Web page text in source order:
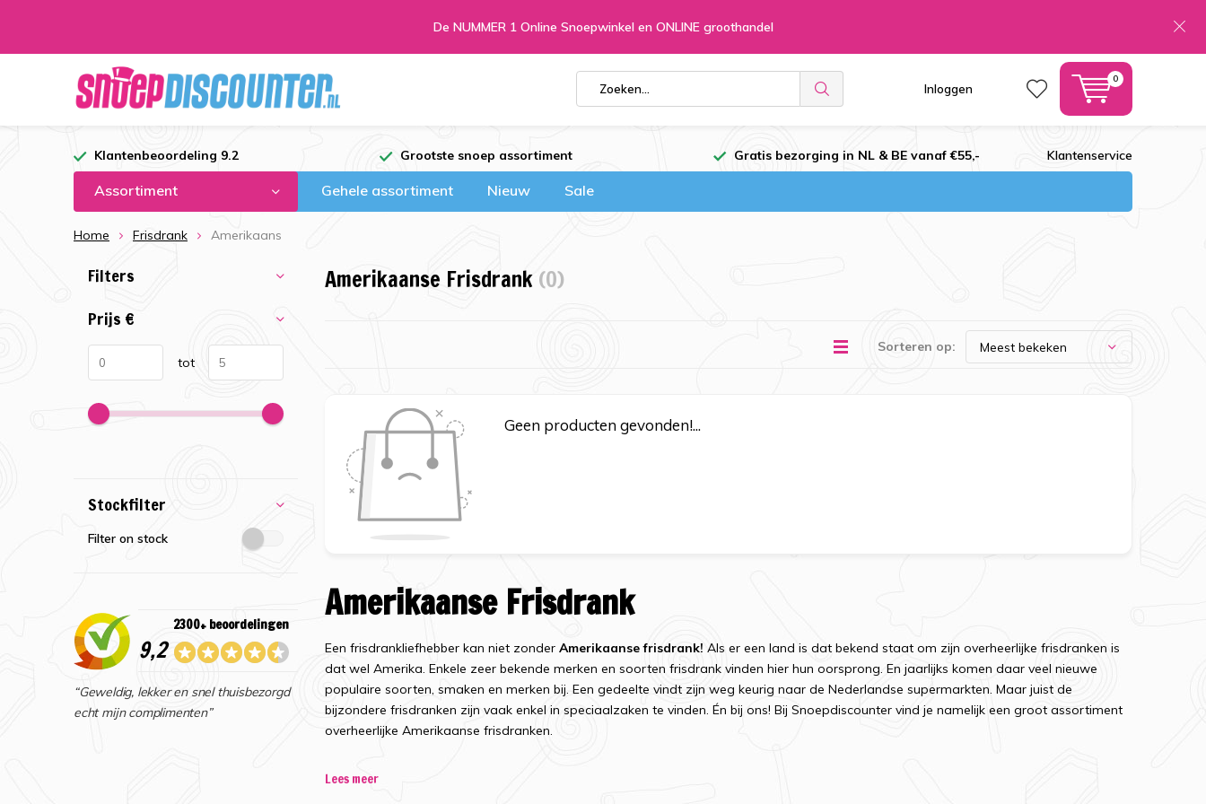
Inloggen
0
De NUMMER 1 Online Snoepwinkel en ONLINE groothandel
Klantenbeoordeling 9.2 Grootste snoep assortiment Gratis bezorging in NL & BE vanaf €55,- Klantenservice
Assortiment Gehele assortiment Nieuw Sale
Home Frisdrank Amerikaans
Amerikaanse Frisdrank (0)
Sorteren op:
Geen producten gevonden!...
Amerikaanse Frisdrank
Een frisdrankliefhebber kan niet zonder Amerikaanse frisdrank! Als er een land is dat bekend staat om zijn overheerlijke frisdranken is
dat wel Amerika. Enkele zeer bekende merken en soorten frisdrank vinden hier hun oorsprong. En jaarlijks komen daar veel nieuwe
populaire soorten, smaken en merken bij. Een gedeelte vindt zijn weg keurig naar de Nederlandse supermarkten. Maar juist de
bijzondere frisdranken zijn vaak enkel in speciaalzaken te vinden. Én bij ons! Bij Snoepdiscounter vind je namelijk een groot assortiment
overheerlijke Amerikaanse frisdranken.
Frisdrank uit de USA in Nederland
Lees meer
Filters
Prijs €
tot
Stockfilter
Filter on stock
9,2
2300+ beoordelingen
“Geweldig, lekker en snel thuisbezorgd
echt mijn complimenten”